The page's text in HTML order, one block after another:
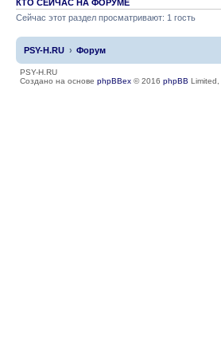
КТО СЕЙЧАС НА ФОРУМЕ
Сейчас этот раздел просматривают: 1 гость
PSY-H.RU Форум
PSY-H.RU
Создано на основе phpBBex © 2016 phpBB Limited,